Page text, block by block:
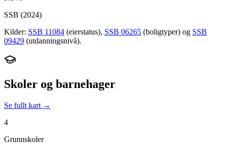
SSB (2024)
Kilder: SSB 11084 (eierstatus), SSB 06265 (boligtyper) og SSB
09429 (utdanningsnivå).
Skoler og barnehager
Se fullt kart →
4
Grunnskoler